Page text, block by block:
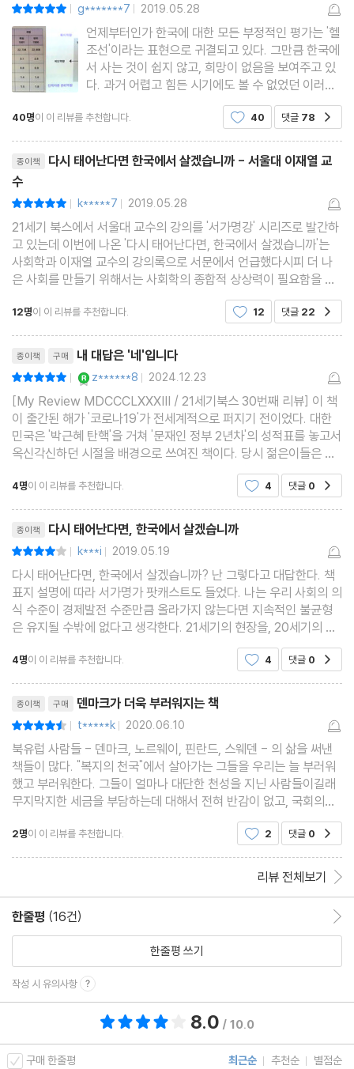
7만 원, 연봉 7000만 원이라고 답했는데, 통계청 조사 결과 이 정
도 소득은 상위 6.5퍼센트에 해당하는 금액이었다. (…) 중산층의
기준이 이와 같이 높게 매겨져 있으니까 당연히 자신이 중산층이라
고 생각하는 이들이 적은 것이다. 그런데 도대체 이 기준은 어디에서
온 것일까? 답은 바로 강남8학군이다. 강남에서 30평짜리 아파트
에 사는 사람을 모델로 자신과 비교해온 국민이 모두 자학적인 상대
적 박탈감에 시달리는 것이다.
【2부 당신은 중산층인가, 서민인가 : 141-142쪽】
앞서 살펴본 스위스치즈 모델처럼 여러 겹의 안전장치들 중 한 겹만
이라도 제대로 작동했다면 대구지하철 사건과 같은 극단적인 피해
까지는 일어나지 않았을 것이라고 모두 안타까워했는데, 그로부터
20년 후에 똑같은 사건이 벌어진 것이다.
예고된 참사였던 세월호 사건 또한 여러 단계의 안전장치가 모두 무
력화된 결과였다. 즉 세월호 사건은 예외적인 한 번의 재난이 아니라
그 사건을 구성하는 여러 요소들, 갑판 위의 노동력 관리, 해운회사
책 등에 이르기까지 다양한 수준의 시스템적 요소들이 결합해서 만
들어진 종합 결과물이었다.
【3부 갈등은 성숙한 사회를 위한 자원이다 : 186-187쪽】
현재 우리나라에는 미래에 대한 불안이 팽배해 있고, 제도와 정부를
하려 하고 사회적 의제에 대한 참여가 소극적이며, 변화 의지가 부족
하다. 모래알처럼 흩어져 각자도생하되, 경쟁이 심하고 공동체 의식
은 낮다 보니 이 모두가 행복감이 떨어지는 사회적 원인이 된다. 이
는 사회의 품격이 떨어지기 때문에 겪는 증상이다. 그렇다면 ‘좋은
사회’는 어떤 모습일까.
미래에 대한 희망이 넘치고, 제도에 대한 신뢰가 높고, 현실에 만족
하며, 적극적으로 위험을 감수해 창업과 혁신 노력을 기울이고, 참여
를 통해 능동적 변화를 끌어내려는 공동체 의식이 높은 사회, 이런
【4부 존경받는 기업, 살고 싶은 나라! 새로운 대한민국을 그리다:
239-240쪽】
나가는 글 갈등이 없는 사회는 생동력이 없다
주석
| g*******7 | 2019.05.28
언제부터인가 한국에 대한 모든 부정적인 평가는 '헬
조선'이라는 표현으로 귀결되고 있다. 그만큼 한국에
서 사는 것이 쉽지 않고, 희망이 없음을 보여주고 있
다. 과거 어렵고 힘든 시기에도 볼 수 없었던 이러한
표현이 왜 하필 이 시점에 등장한 것일까? 물질적 풍
요에도 불구하고 자살률이 자살률이 급증하고 행복
치에대한 냉소가 심
40명이 이 리뷰를 추천합니다. 40 댓글 78
종이책
다시 태어난다면 한국에서 살겠습니까 - 서울대 이재열 교
수
| k*****7 | 2019.05.28
21세기 북스에서 서울대 교수의 강의를 '서가명강' 시리즈로 발간하
고 있는데 이번에 나온 '다시 태어난다면, 한국에서 살겠습니까'는
사회학과 이재열 교수의 강의록으로 서문에서 언급했다시피 더 나
은 사회를 만들기 위해서는 사회학의 종합적 상상력이 필요함을 느
끼게 해준다.한 개인의 행복이나 아픔이 내면의 문제만이 아니라 이
사회를 구성하는 구조와 밀접히 관련되어 있다는
12명이 이 리뷰를 추천합니다. 12 댓글 22
종이책 구매 내 대답은 '네'입니다
| z******8 | 2024.12.23
[My Review MDCCCLXXXIII / 21세기북스 30번째 리뷰] 이 책
이 출간된 해가 '코로나19'가 전세계적으로 퍼지기 전이었다. 대한
민국은 '박근혜 탄핵'을 거쳐 '문재인 정부 2년차'의 성적표를 놓고서
옥신각신하던 시절을 배경으로 쓰여진 책이다. 당시 젊은이들은 불
신, 불만, 불안이라는 '3불 사회'속에서 일할 의욕을 잃고 깊은 시름
에 빠져 허우적거리고 더불어 대한민국의 성장동력이
4명이 이 리뷰를 추천합니다. 4 댓글 0
종이책 다시 태어난다면, 한국에서 살겠습니까
| k***i | 2019.05.19
다시 태어난다면, 한국에서 살겠습니까? 난 그렇다고 대답한다. 책
표지 설명에 따라 서가명가 팟캐스트도 들었다. 나는 우리 사회의 의
식 수준이 경제발전 수준만큼 올라가지 않는다면 지속적인 불균형
은 유지될 수밖에 없다고 생각한다. 21세기의 현장을, 20세기의 사
고방식으로 감당하는 것은 불가능하다. 이 관점에서 저자가 불신,
불만, 불안이라는 3불 키워드를 통한 현상 진단에
4명이 이 리뷰를 추천합니다. 4 댓글 0
종이책 구매 덴마크가 더욱 부러워지는 책
| t*****k | 2020.06.10
북유럽 사람들 - 덴마크, 노르웨이, 핀란드, 스웨덴 - 의 삶을 써낸
책들이 많다. "복지의 천국"에서 살아가는 그들을 우리는 늘 부러워
했고 부러워한다. 그들이 얼마나 대단한 천성을 지닌 사람들이길래
무지막지한 세금을 부담하는데 대해서 전혀 반감이 없고, 국회의원
을 비롯한 고위급들은 전혀 권위의식은 없으며, 정부에 대한 절대적
인 신뢰를 갖고 있으며, 노후에 대한 걱정없이
2명이 이 리뷰를 추천합니다. 2 댓글 0
리뷰 전체보기
한줄평 (16건)
한줄평 쓰기
작성 시 유의사항
8.0 / 10.0
구매 한줄평 최근순 추천순 별점순